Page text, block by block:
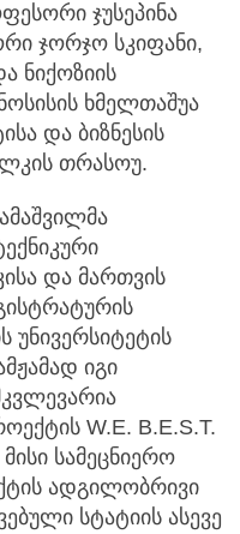
ჯუსეპინა
ჯორჯო სკიფანი,
ნიქოზიის
ხმელთაშუა
და ბიზნესის
თრასოუ.
და მართვის
უნივერსიტეტის
იგი
W.E. B.E.S.T.
სამეცნიერო
ადგილობრივი
სტატიის ასევე